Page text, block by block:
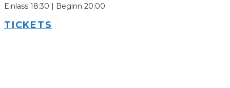
Einlass 18:30 | Beginn 20:00
TICKETS